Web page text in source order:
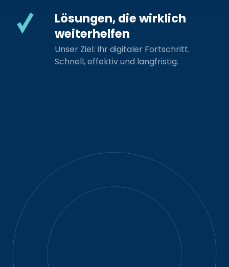
Lösungen, die wirklich
weiterhelfen
Unser Ziel: Ihr digitaler Fortschritt.
Schnell, effektiv und langfristig.